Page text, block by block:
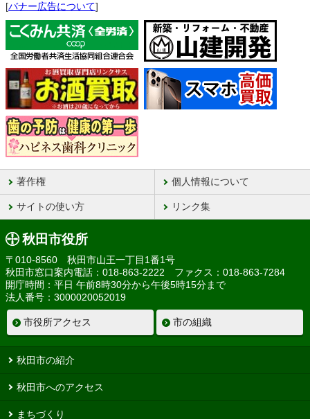
[バナー広告について]
著作権 個人情報について
サイトの使い方 リンク集
秋田市役所
〒010-8560 秋田市山王一丁目1番1号
秋田市窓口案内電話：018-863-2222 ファクス：018-863-7284
開庁時間：平日 午前8時30分から午後5時15分まで
法人番号：3000020052019
市役所アクセス 市の組織
秋田市の紹介
秋田市へのアクセス
まちづくり